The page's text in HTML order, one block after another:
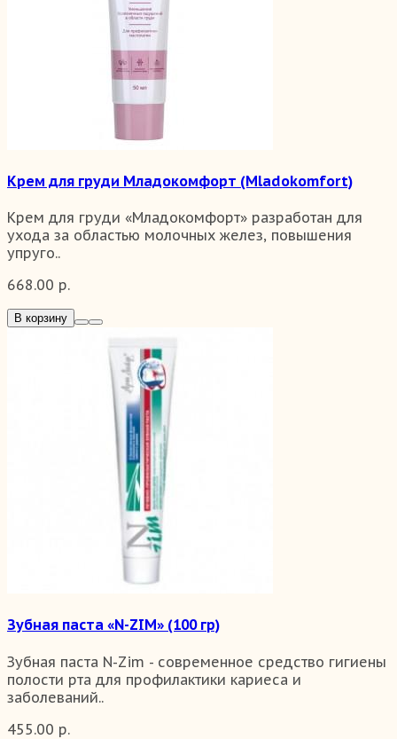
Крем для груди Младокомфорт (Mladokomfort)
Крем для груди «Младокомфорт» разработан для
ухода за областью молочных желез, повышения
упруго..
668.00 р.
В корзину
Зубная паста «N-ZIM» (100 гр)
Зубная паста N-Zim - современное средство гигиены
полости рта для профилактики кариеса и
заболеваний..
455.00 р.